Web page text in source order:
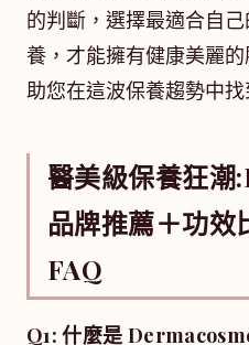
的判斷，選擇最適合自
養，才能擁有健康美麗
助您在這波保養趨勢中
醫美級保養狂
品牌推薦＋功效
FAQ
Q1: 什麼是